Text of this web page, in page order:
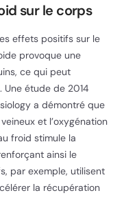
sur le corps
effets positifs sur le
provoque une
ce qui peut
Une étude de 2014
a démontré que
et l’oxygénation
froid stimule la
ainsi le
par exemple, utilisent
la récupération